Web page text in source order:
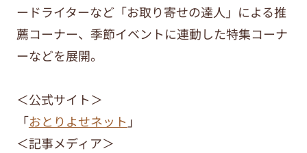
ードライターなど「お取り寄せの達人」による推
薦コーナー、季節イベントに連動した特集コーナ
ーなどを展開。
＜公式サイト＞
「おとりよせネット 」
＜記事メディア＞